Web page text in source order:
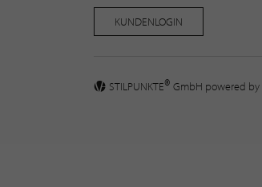
KUNDENLOGIN
STILPUNKTE® GmbH powered by